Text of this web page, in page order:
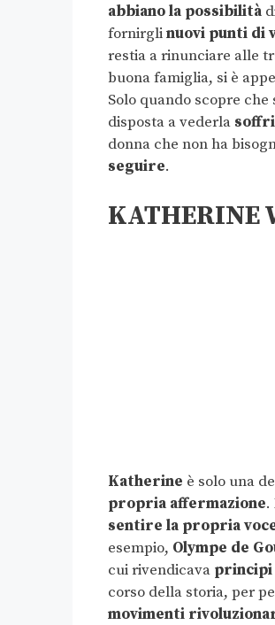
abbiano la possibilità
fornirglinuovi punti di
restia a rinunciare alle
buona famiglia, si è
Solo quando scopre
disposta a vederla
donna che non ha
seguire.
KATHERINE
Katherine è solo una
propria affermazione.
sentire la propria
esempio, Olympe de
cui rivendicava principi
corso della storia, per
movimenti